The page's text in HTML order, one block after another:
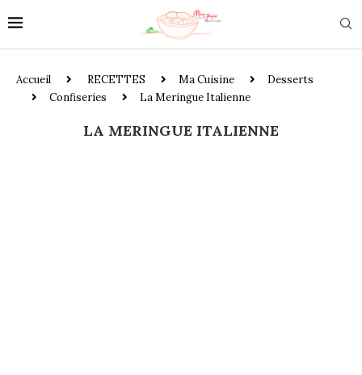
Accueil RECETTES Ma Cuisine
Desserts
Confiseries
La Meringue Italienne
LA MERINGUE ITALIENNE